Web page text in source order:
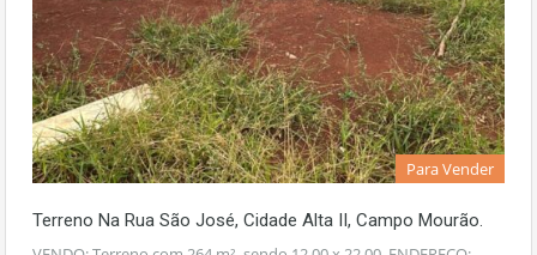
Para Vender
Terreno Na Rua São José, Cidade Alta II, Campo Mourão.